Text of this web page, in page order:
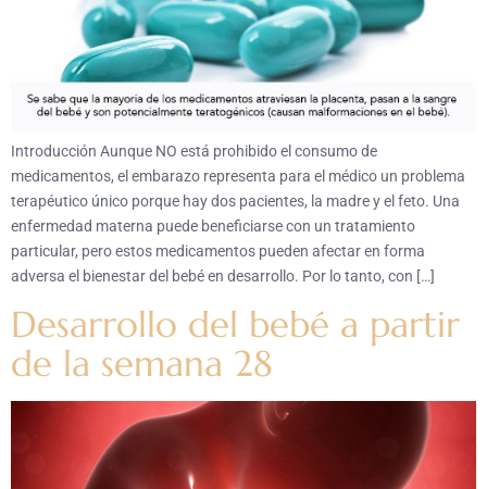
Introducción Aunque NO está prohibido el consumo de
medicamentos, el embarazo representa para el médico un problema
terapéutico único porque hay dos pacientes, la madre y el feto. Una
enfermedad materna puede beneficiarse con un tratamiento
particular, pero estos medicamentos pueden afectar en forma
adversa el bienestar del bebé en desarrollo. Por lo tanto, con […]
Desarrollo del bebé a partir
de la semana 28